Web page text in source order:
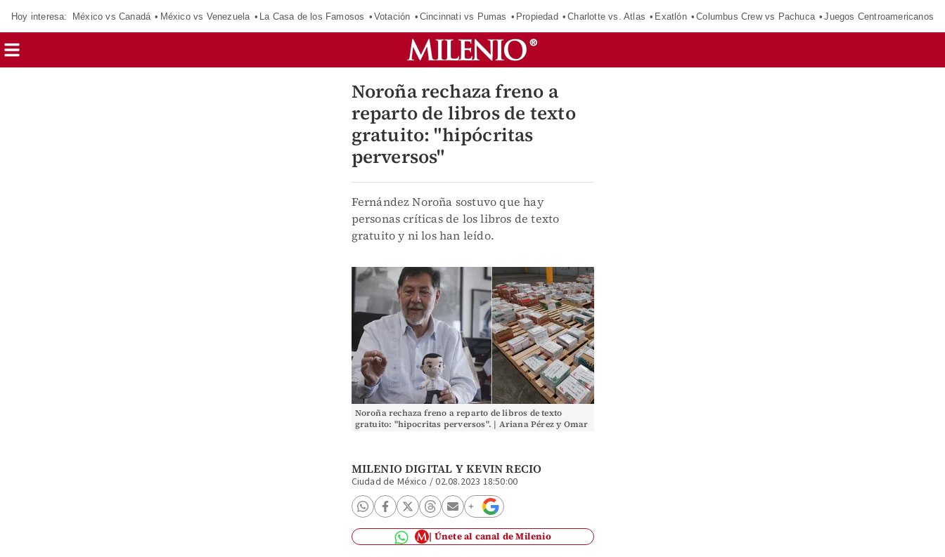
Hoy interesa: México vs Canadá México vs Venezuela La Casa de los Famosos Votación Cincinnati vs Pumas Propiedad Charlotte vs. Atlas Exatlón Columbus Crew vs Pachuca Juegos Centroamericanos
Noroña rechaza freno a
reparto de libros de texto
gratuito: "hipócritas
perversos"
Fernández Noroña sostuvo que hay
personas críticas de los libros de texto
gratuito y ni los han leído.
Noroña rechaza freno a reparto de libros de texto
gratuito: "hipocritas perversos". | Ariana Pérez y Omar
MILENIO DIGITAL YKEVIN RECIO
Ciudad de México /02.08.2023 18:50:00
Únete al canal de Milenio